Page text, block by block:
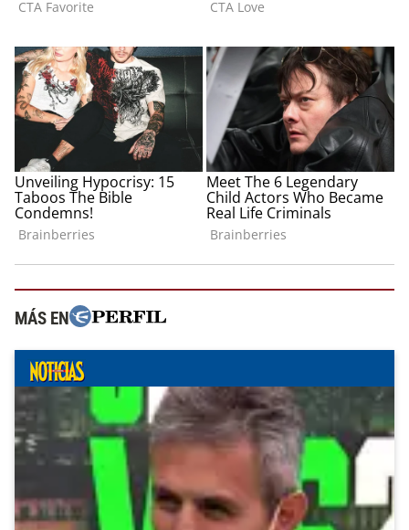
MÁS EN